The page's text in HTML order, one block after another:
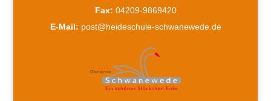
Fax: 04209-9869420
E-Mail: post@heideschule-schwanewede.de